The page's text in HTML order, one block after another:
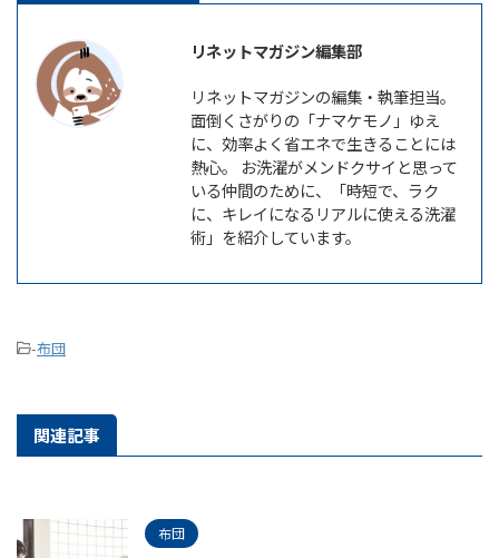
リネットマガジン編集部
リネットマガジンの編集・執筆担当。
面倒くさがりの「ナマケモノ」ゆえ
に、効率よく省エネで生きることには
熱心。 お洗濯がメンドクサイと思って
いる仲間のために、「時短で、ラク
に、キレイになるリアルに使える洗濯
術」を紹介しています。
-布団
関連記事
布団